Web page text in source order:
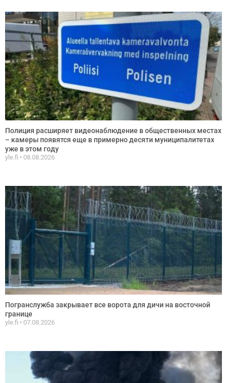
Полиция расширяет видеонаблюдение в общественных местах
– камеры появятся еще в примерно десяти муниципалитетах
уже в этом году
yle.fi 08.08.2026
Погранслужба закрывает все ворота для дичи на восточной
границе
yle.fi 07.08.2026